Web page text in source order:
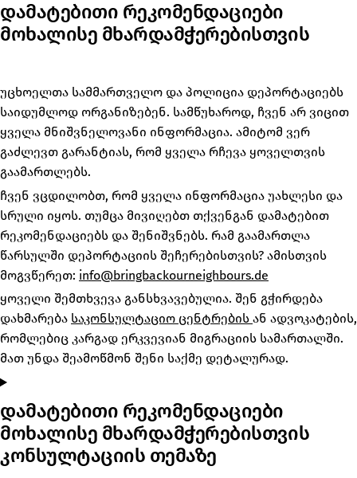
დამატებითი რეკომენდაციები
მოხალისე მხარდამჭერებისთვის
უცხოელთა სამმართველო და პოლიცია დეპორტაციებს
საიდუმლოდ ორგანიზებენ. სამწუხაროდ, ჩვენ არ ვიცით
ყველა მნიშვნელოვანი ინფორმაცია. ამიტომ ვერ
გაძლევთ გარანტიას, რომ ყველა რჩევა ყოველთვის
გაამართლებს.
ჩვენ ვცდილობთ, რომ ყველა ინფორმაცია უახლესი და
სრული იყოს. თუმცა მივიღებთ თქვენგან დამატებით
რეკომენდაციებს და შენიშვნებს. რამ გაამართლა
წარსულში დეპორტაციის შეჩერებისთვის? ამისთვის
მოგვწერეთ: info@bringbackourneighbours.de
ყოველი შემთხვევა განსხვავებულია. შენ გჭირდება
დახმარება საკონსულტაციო ცენტრების ან ადვოკატების,
რომლებიც კარგად ერკვევიან მიგრაციის სამართალში.
მათ უნდა შეამოწმონ შენი საქმე დეტალურად.
დამატებითი რეკომენდაციები
მოხალისე მხარდამჭერებისთვის
კონსულტაციის თემაზე